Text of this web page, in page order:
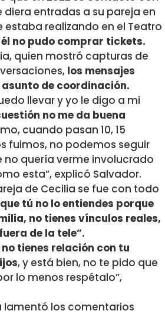
diera entradas a su pareja en
estaba realizando en el Teatro
no pudo comprar tickets.
quien mostró capturas de
los mensajes
de coordinación.
llevar y yo le digo a mi
no me da buena
cuando pasan 10, 15
fuimos, no podemos seguir
no quería verme involucrado
esta”, explicó Salvador.
de Cecilia se fue con todo
que tú no lo entiendes porque
no tienes vínculos reales,
de la tele”.
tienes relación con tu
, y está bien, no te pido que
lo menos respétalo”,
lamentó los comentarios